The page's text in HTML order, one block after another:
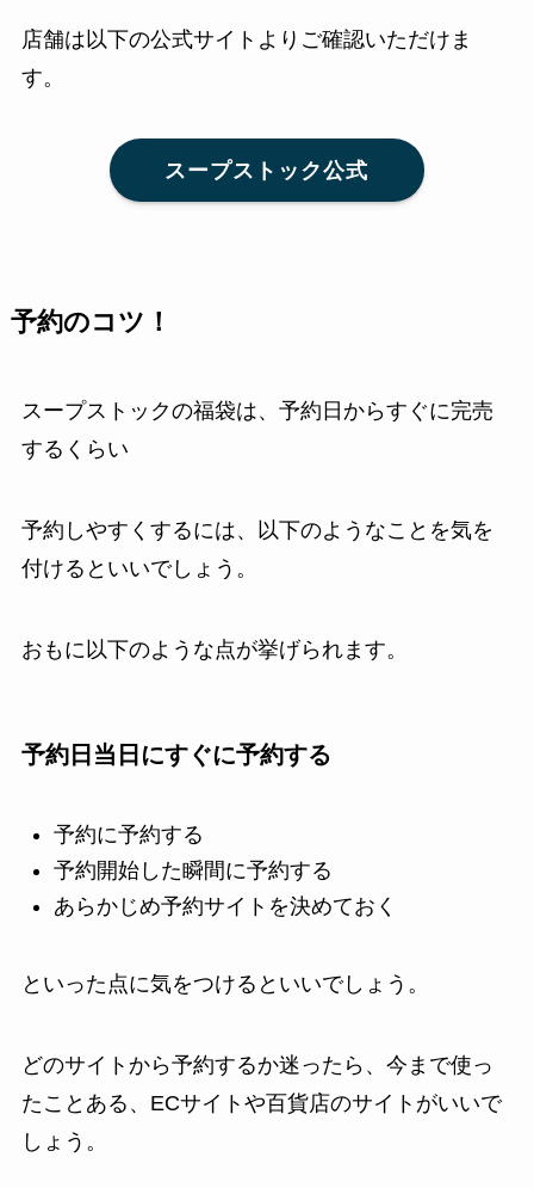
店舗は以下の公式サイトよりご確認いただけま
す。
スープストック公式
予約のコツ！
スープストックの福袋は、予約日からすぐに完売
するくらい
予約しやすくするには、以下のようなことを気を
付けるといいでしょう。
おもに以下のような点が挙げられます。
予約日当日にすぐに予約する
予約に予約する
予約開始した瞬間に予約する
あらかじめ予約サイトを決めておく
といった点に気をつけるといいでしょう。
どのサイトから予約するか迷ったら、今まで使っ
たことある、ECサイトや百貨店のサイトがいいで
しょう。